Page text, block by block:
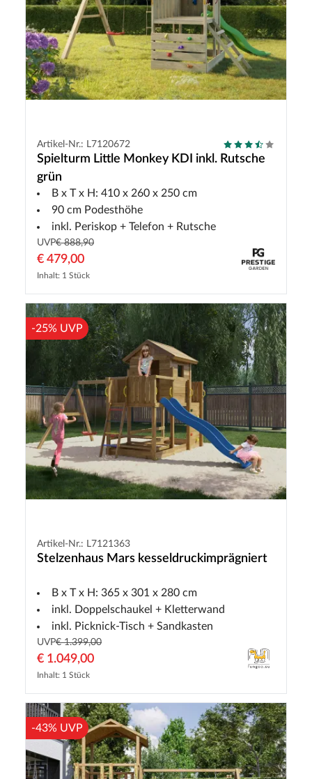
Artikel-Nr.: L7120672
Spielturm Little Monkey KDI inkl. Rutsche
grün
B x T x H: 410 x 260 x 250 cm
90 cm Podesthöhe
inkl. Periskop + Telefon + Rutsche
UVP€ 888,90
€ 479,00
Inhalt: 1 Stück
-25% UVP
Artikel-Nr.: L7121363
Stelzenhaus Mars kesseldruckimprägniert
B x T x H: 365 x 301 x 280 cm
inkl. Doppelschaukel + Kletterwand
inkl. Picknick-Tisch + Sandkasten
UVP€ 1.399,00
€ 1.049,00
Inhalt: 1 Stück
-43% UVP